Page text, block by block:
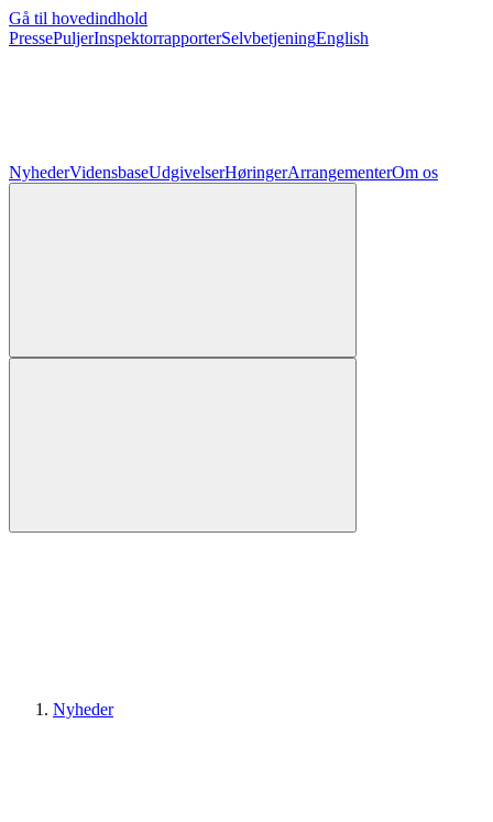
Gå til hovedindhold
PressePuljerInspektorrapporterSelvbetjeningEnglish
NyhederVidensbaseUdgivelserHøringerArrangementerOm os
Nyheder